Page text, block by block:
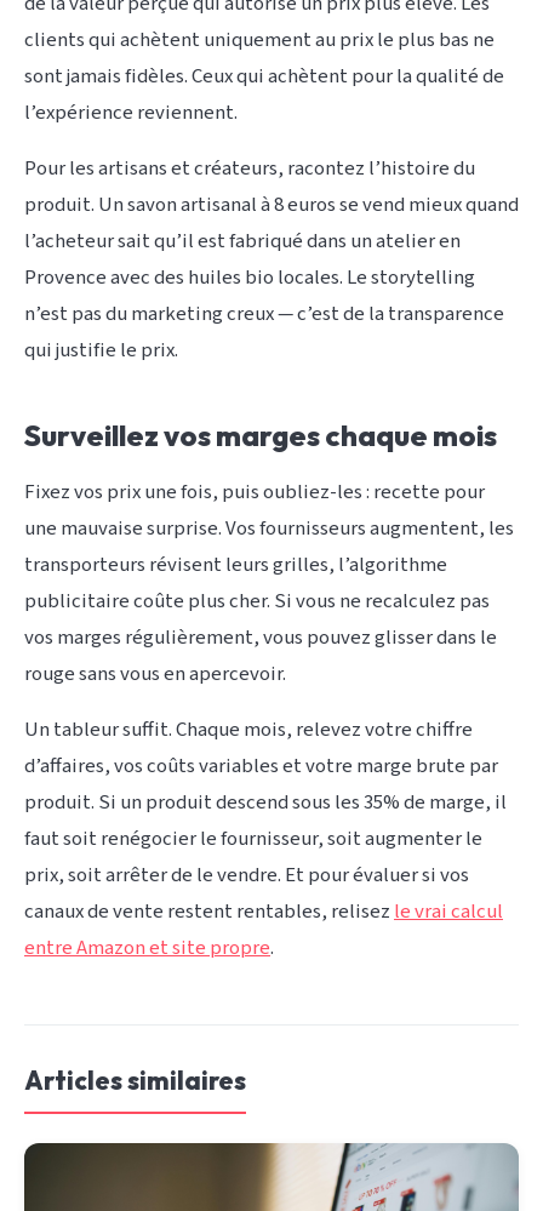
clients qui achètent uniquement au prix le plus bas ne
sont jamais fidèles. Ceux qui achètent pour la qualité de
l’expérience reviennent.
Pour les artisans et créateurs, racontez l’histoire du
produit. Un savon artisanal à 8 euros se vend mieux quand
l’acheteur sait qu’il est fabriqué dans un atelier en
Provence avec des huiles bio locales. Le storytelling
n’est pas du marketing creux — c’est de la transparence
qui justifie le prix.
Surveillez vos marges chaque mois
Fixez vos prix une fois, puis oubliez-les : recette pour
une mauvaise surprise. Vos fournisseurs augmentent, les
transporteurs révisent leurs grilles, l’algorithme
publicitaire coûte plus cher. Si vous ne recalculez pas
vos marges régulièrement, vous pouvez glisser dans le
rouge sans vous en apercevoir.
Un tableur suffit. Chaque mois, relevez votre chiffre
d’affaires, vos coûts variables et votre marge brute par
produit. Si un produit descend sous les 35% de marge, il
faut soit renégocier le fournisseur, soit augmenter le
prix, soit arrêter de le vendre. Et pour évaluer si vos
canaux de vente restent rentables, relisezle vrai calcul
entre Amazon et site propre.
Articles similaires